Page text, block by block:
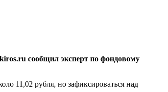
сообщил эксперт по фондовому
11,02 рубля, но зафиксироваться над